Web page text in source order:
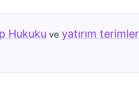
Hukuku ve yatırım